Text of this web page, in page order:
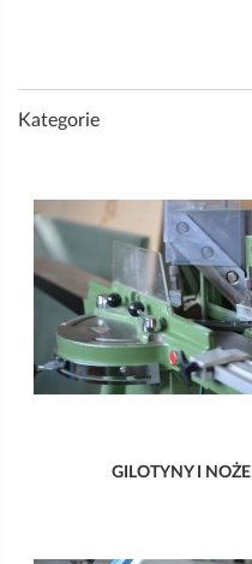
Kategorie
GILOTYNY I NOŻE